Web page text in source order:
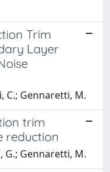
Trim
Layer
C.; Gennaretti, M.
trim
reduction
G.; Gennaretti, M.